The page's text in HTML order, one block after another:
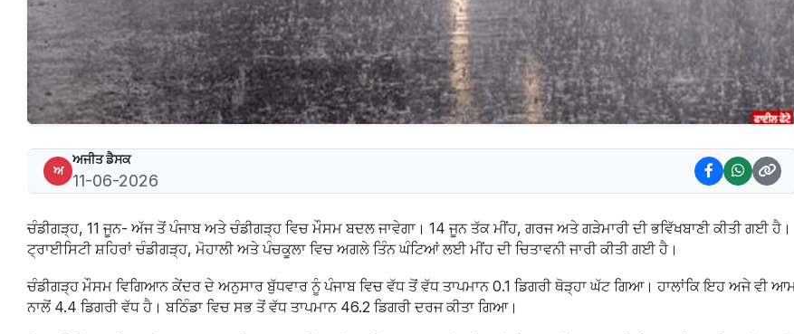
ਅ
ਅਜੀਤ ਡੈਸਕ
11-06-2026
ਚੰਡੀਗੜ੍ਹ, 11 ਜੂਨ- ਅੱਜ ਤੋਂ ਪੰਜਾਬ ਅਤੇ ਚੰਡੀਗੜ੍ਹ ਵਿਚ ਮੌਸਮ ਬਦਲ ਜਾਵੇਗਾ। 14 ਜੂਨ ਤੱਕ ਮੀਂਹ, ਗਰਜ ਅਤੇ ਗੜੇਮਾਰੀ ਦੀ ਭਵਿੱਖਬਾਣੀ ਕੀਤੀ ਗਈ ਹੈ।
ਟ੍ਰਾਈਸਿਟੀ ਸ਼ਹਿਰਾਂ ਚੰਡੀਗੜ੍ਹ, ਮੋਹਾਲੀ ਅਤੇ ਪੰਚਕੂਲਾ ਵਿਚ ਅਗਲੇ ਤਿੰਨ ਘੰਟਿਆਂ ਲਈ ਮੀਂਹ ਦੀ ਚਿਤਾਵਨੀ ਜਾਰੀ ਕੀਤੀ ਗਈ ਹੈ।
ਚੰਡੀਗੜ੍ਹ ਮੌਸਮ ਵਿਗਿਆਨ ਕੇਂਦਰ ਦੇ ਅਨੁਸਾਰ ਬੁੱਧਵਾਰ ਨੂੰ ਪੰਜਾਬ ਵਿਚ ਵੱਧ ਤੋਂ ਵੱਧ ਤਾਪਮਾਨ 0.1 ਡਿਗਰੀ ਥੋੜ੍ਹਾ ਘੱਟ ਗਿਆ। ਹਾਲਾਂਕਿ ਇਹ ਅਜੇ ਵੀ
ਨਾਲੋਂ 4.4 ਡਿਗਰੀ ਵੱਧ ਹੈ। ਬਠਿੰਡਾ ਵਿਚ ਸਭ ਤੋਂ ਵੱਧ ਤਾਪਮਾਨ 46.2 ਡਿਗਰੀ ਦਰਜ ਕੀਤਾ ਗਿਆ।